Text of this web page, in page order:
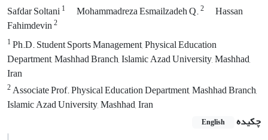
Safdar Soltani1 Mohammadreza Esmailzadeh Q.2
Hassan
Fahimdevin2
1Ph.D. Student Sports Management, Physical Education
Department, Mashhad Branch, Islamic Azad University, Mashhad,
Iran
2Associate Prof. Physical Education Department, Mashhad Branch,
Islamic Azad University, Mashhad, Iran
چکیده
English